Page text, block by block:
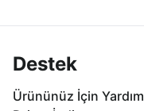
Destek
Ürününüz İçin Yardım